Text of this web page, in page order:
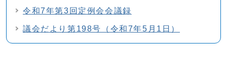
令和7年第3回定例会会議録
議会だより第198号（令和7年5月1日）